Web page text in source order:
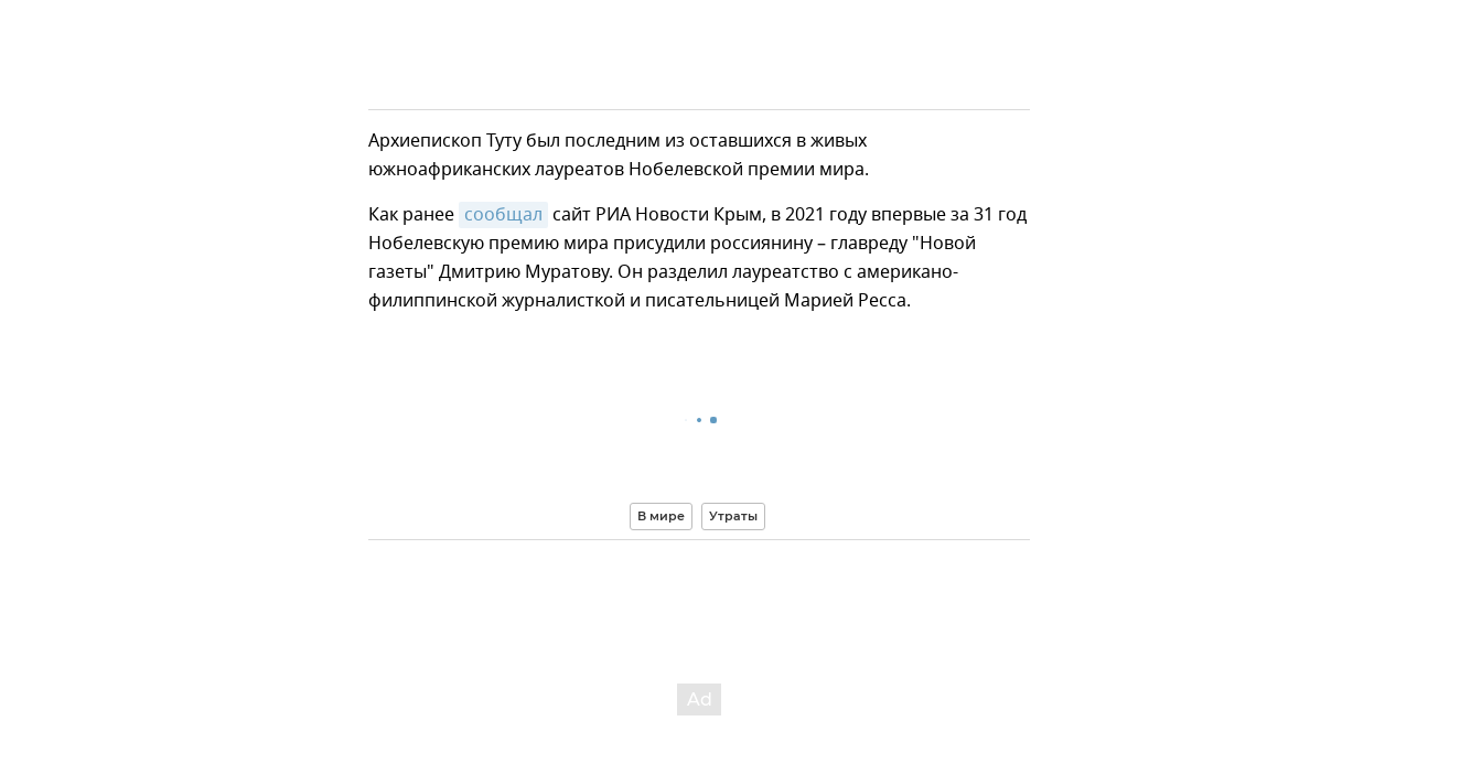
Архиепископ Туту был последним из оставшихся в живых
южноафриканских лауреатов Нобелевской премии мира.
Как ранее сообщал сайт РИА Новости Крым, в 2021 году впервые за 31 год
Нобелевскую премию мира присудили россиянину – главреду "Новой
газеты" Дмитрию Муратову. Он разделил лауреатство с американо-
филиппинской журналисткой и писательницей Марией Ресса.
В мире Утраты